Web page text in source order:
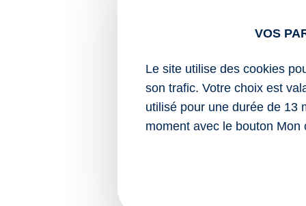
forces de l’ordre reste
Sources :
Article du
récupérer votre
VOS
Le site utilise des cookies
son trafic. Votre choix est
utilisé pour une durée de 13
moment avec le bouton